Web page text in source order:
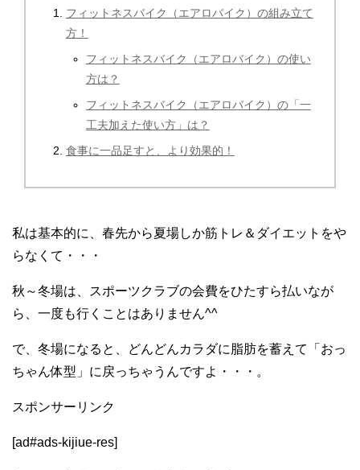
フィットネスバイク（エアロバイク）の組み立て
方！
フィットネスバイク（エアロバイク）の使い
方は？
フィットネスバイク（エアロバイク）の「一
工夫加えた使い方」は？
食事に一品足すと、より効果的！
私は基本的に、春先から夏場しか筋トレ＆ダイエットをや
らなくて・・・
秋～冬場は、スポーツクラブの会費をひたすら払いなが
ら、一度も行くことはありません^^
で、冬場になると、どんどんカラダに脂肪を蓄えて「おっ
ちゃん体型」に戻っちゃうんですよ・・・。
スポンサーリンク
[ad#ads-kijiue-res]